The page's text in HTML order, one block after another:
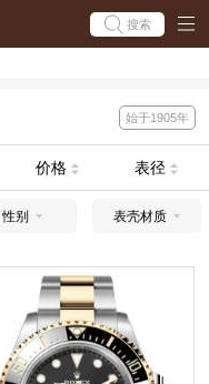
搜索
始于1905年
价格 表径
性别 表壳材质